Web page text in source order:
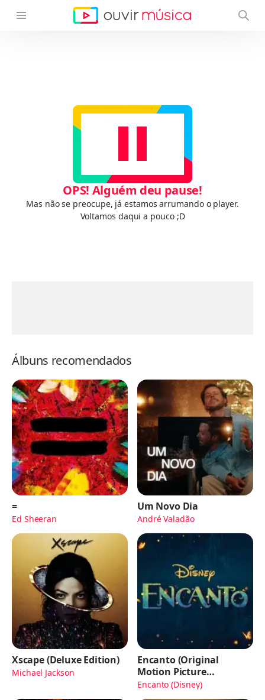
OPS! Alguém deu pause!
Mas não se preocupe, já estamos arrumando o player.
Voltamos daqui a pouco ;D
Álbuns recomendados
=
Ed Sheeran
Um Novo Dia
André Valadão
Xscape (Deluxe Edition)
Michael Jackson
Encanto (Original
Motion Picture
Soundtrack)
Encanto (Disney)